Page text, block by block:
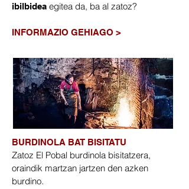
ibilbidea egitea da, ba al zatoz?
​INFORMAZIO GEHIAGO >
BURDINOLA BAT BISITATU
Zatoz El Pobal burdinola bisitatzera,
oraindik martzan jartzen den azken
burdino.